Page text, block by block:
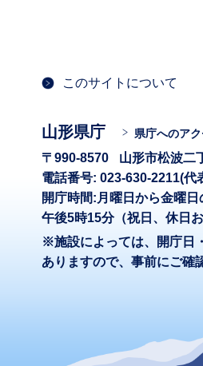
このサイトについて
山形県庁 県庁へのア
〒990-8570
山形市松波二
電話番号: 023-630-2211(代
開庁時間:月曜日から金曜
午後5時15分（祝日、休日
※施設によっては、開庁日
ありますので、事前にご確